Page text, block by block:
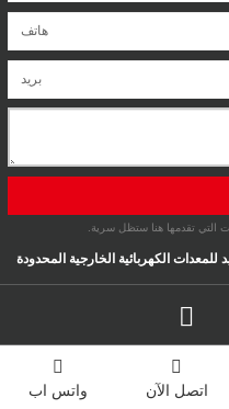
التي تقدمها هنا ستظل سرية.
اتصل الآن واتس اب